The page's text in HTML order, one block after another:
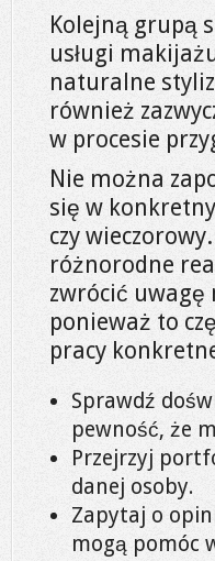
Kolejną grupą
usługi
naturalne
również
w procesie
Nie można
się w
czy
różnorodne
zwrócić uwagę
ponieważ to
pracy
Sprawdź
pewność, że
Przejrzyj
danej osoby.
Zapytaj o
mogą pomóc